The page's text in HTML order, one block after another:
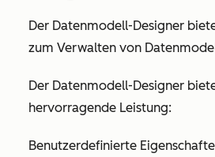
Der Datenmodell-Designer
zum Verwalten von
Der Datenmodell-Designer
hervorragende Leistung:
Benutzerdefinierte